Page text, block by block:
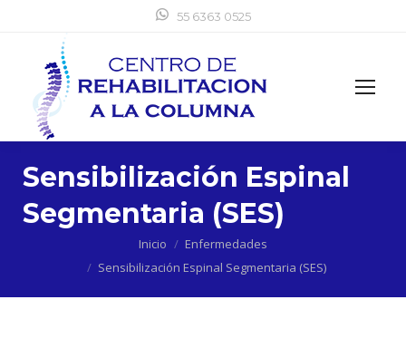
55 6363 0525
Sensibilización Espinal
Segmentaria (SES)
Inicio
Enfermedades
Sensibilización Espinal Segmentaria (SES)